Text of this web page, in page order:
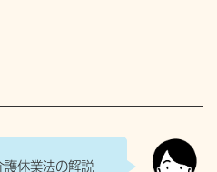
護休業法の解説